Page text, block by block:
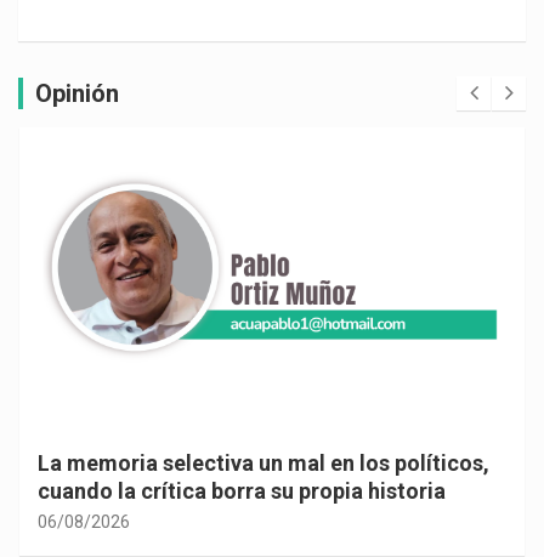
Opinión
La memoria selectiva un mal en los políticos,
cuando la crítica borra su propia historia
06/08/2026